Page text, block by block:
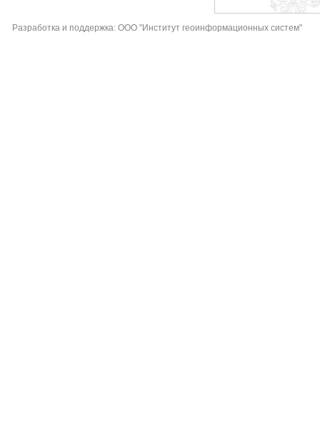
Разработка и поддержка: ООО "Институт геоинформационных систем"